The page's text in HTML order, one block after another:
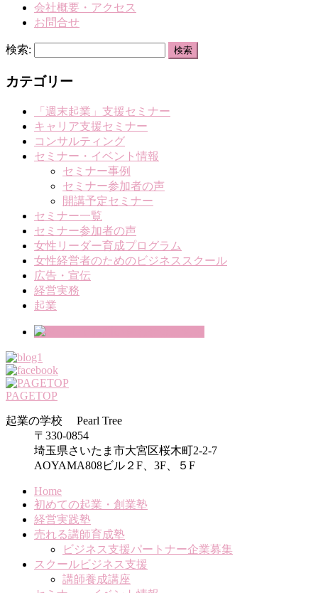
会社概要・アクセス
お問合せ
検索:
カテゴリー
「週末起業」支援セミナー
キャリア支援セミナー
コンサルティング
セミナー・イベント情報
セミナー事例
セミナー参加者の声
開講予定セミナー
セミナー一覧
セミナー参加者の声
女性リーダー育成プログラム
女性経営者のためのビジネススクール
広告・宣伝
経営実務
起業
PAGETOP
起業の学校 Pearl Tree
〒330-0854
埼玉県さいたま市大宮区桜木町2-2-7
AOYAMA808ビル２F、3F、５F
Home
初めての起業・創業塾
経営実践塾
売れる講師育成塾
ビジネス支援パートナー企業募集
スクールビジネス支援
講師養成講座